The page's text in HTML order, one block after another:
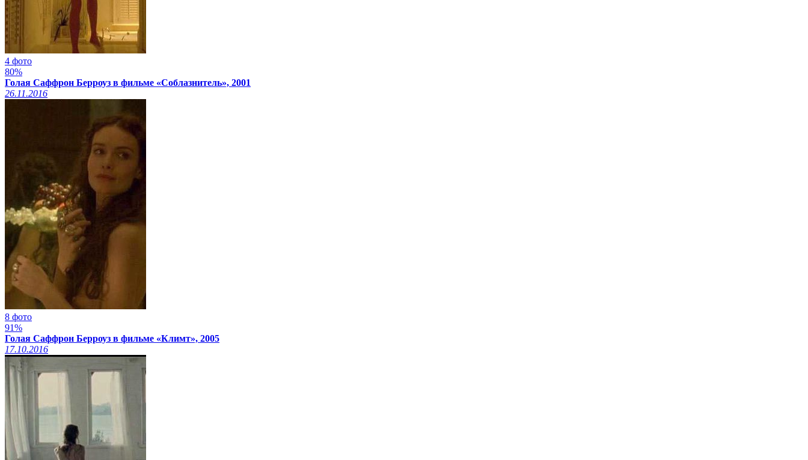
4 фото
80%
Голая Саффрон Берроуз в фильме «Соблазнитель», 2001
26.11.2016
8 фото
91%
Голая Саффрон Берроуз в фильме «Климт», 2005
17.10.2016